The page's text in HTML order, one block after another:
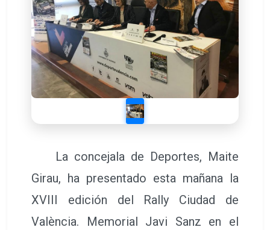
La concejala de Deportes, Maite
Girau, ha presentado esta mañana la
XVIII edición del Rally Ciudad de
València. Memorial Javi Sanz en el